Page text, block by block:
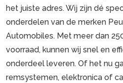
het juiste adres. Wij zijn dé
onderdelen van de merken
Automobiles. Met meer dan
voorraad, kunnen wij snel en
onderdeel leveren. Of het nu
remsystemen, elektronica of